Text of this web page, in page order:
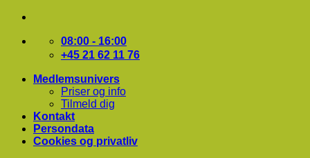
Fortsæt
indhold
08:00 - 16:00
+45 21 62 11 76
Medlemsunivers
Priser og info
Tilmeld dig
Kontakt
Persondata
Cookies og privatliv